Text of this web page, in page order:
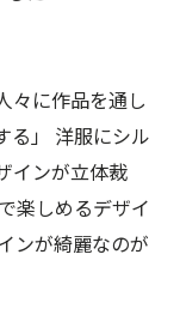
々に作品を通し
る」 洋服にシル
インが立体裁
楽しめるデザイ
ンが綺麗なのが